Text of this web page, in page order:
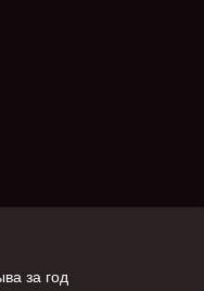
за год